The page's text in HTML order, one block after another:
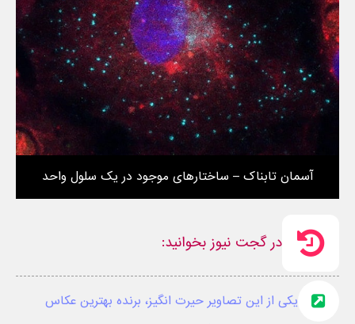
آسمان تابناک – ساختارهای موجود در یک سلول واحد
در گجت نیوز بخوانید:
یکی از این تصاویر حیرت انگیز، برنده بهترین عکاس